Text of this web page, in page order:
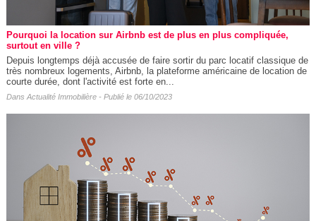
Pourquoi la location sur Airbnb est de plus en plus compliquée,
surtout en ville ?
Depuis longtemps déjà accusée de faire sortir du parc locatif classique de
très nombreux logements, Airbnb, la plateforme américaine de location de
courte durée, dont l'activité est forte en...
Dans Actualité Immobilière- Publié le 06/10/2023